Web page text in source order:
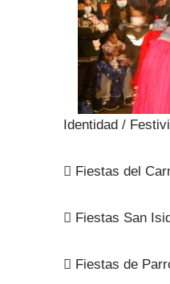
Identidad /
 Fiestas del
 Fiestas San
 Fiestas de